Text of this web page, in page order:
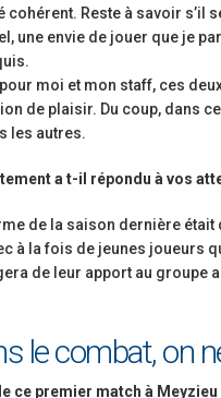
cohérent. Reste à savoir
une envie de jouer que je
moi et mon staff, ces
de plaisir. Du coup, dans
les autres.
a t-il répondu à vos
de la saison dernière
à la fois de jeunes joueurs
de leur apport au
le combat, on
ce premier match à